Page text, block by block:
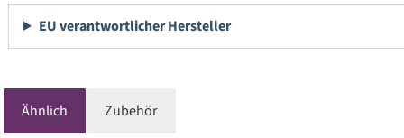
EU verantwortlicher Hersteller
Ähnlich Zubehör